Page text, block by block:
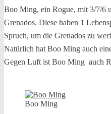
Boo Ming, ein Rogue, mit 3/7/6
Grenados. Diese haben 1
Spruch, um die Grenados zu
Natürlich hat Boo Ming auch
Gegen Luft ist Boo Ming auch
Boo Ming